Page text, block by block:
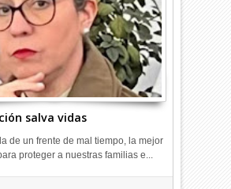
salva vidas
de un frente de mal tiempo, la mejor
proteger a nuestras familias e...